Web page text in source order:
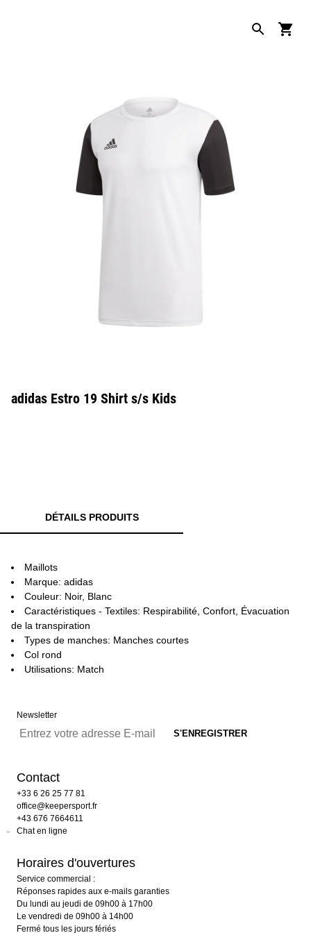
adidas Estro 19 Shirt s/s Kids
DÉTAILS PRODUITS
Maillots
Marque: adidas
Couleur: Noir, Blanc
Caractéristiques - Textiles: Respirabilité, Confort, Évacuation
de la transpiration
Types de manches: Manches courtes
Col rond
Utilisations: Match
Newsletter
Contact
+33 6 26 25 77 81
office@keepersport.fr
+43 676 7664611
Chat en ligne
Horaires d'ouvertures
Service commercial :
Réponses rapides aux e-mails garanties
Du lundi au jeudi de 09h00 à 17h00
Le vendredi de 09h00 à 14h00
Fermé tous les jours fériés